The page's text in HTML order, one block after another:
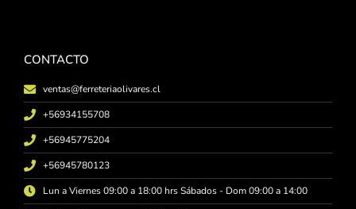
CONTACTO
ventas@ferreteriaolivares.cl
+56934155708
+56945775204
+56945780123
Lun a Viernes 09:00 a 18:00 hrs Sábados - Dom 09:00 a 14:00